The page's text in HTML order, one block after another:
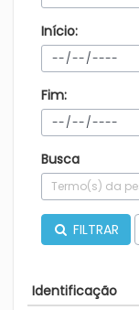
Início:
Fim:
Busca
FILTRAR
Identificação